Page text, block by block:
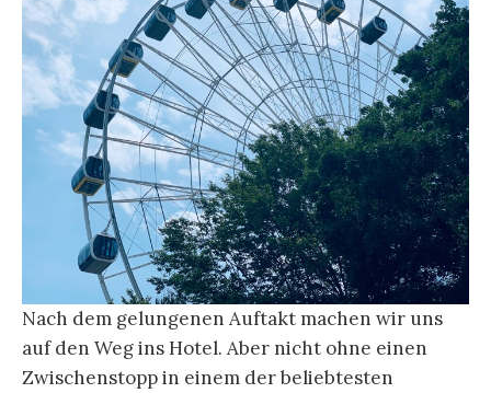
Nach dem gelungenen Auftakt machen wir uns
auf den Weg ins Hotel. Aber nicht ohne einen
Zwischenstopp in einem der beliebtesten